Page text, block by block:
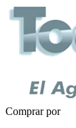
Comprar por